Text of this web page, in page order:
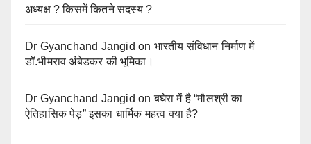
अध्यक्ष ? किसमें कितने सदस्य ?
Dr Gyanchand Jangid on भारतीय संविधान निर्माण में
डॉ.भीमराव अंबेडकर की भूमिका।
Dr Gyanchand Jangid onबघेरा में है “मौलश्री का
ऐतिहासिक पेड़” इसका धार्मिक महत्व क्या है?